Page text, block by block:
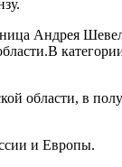
Андрея
области, в
и Европы.